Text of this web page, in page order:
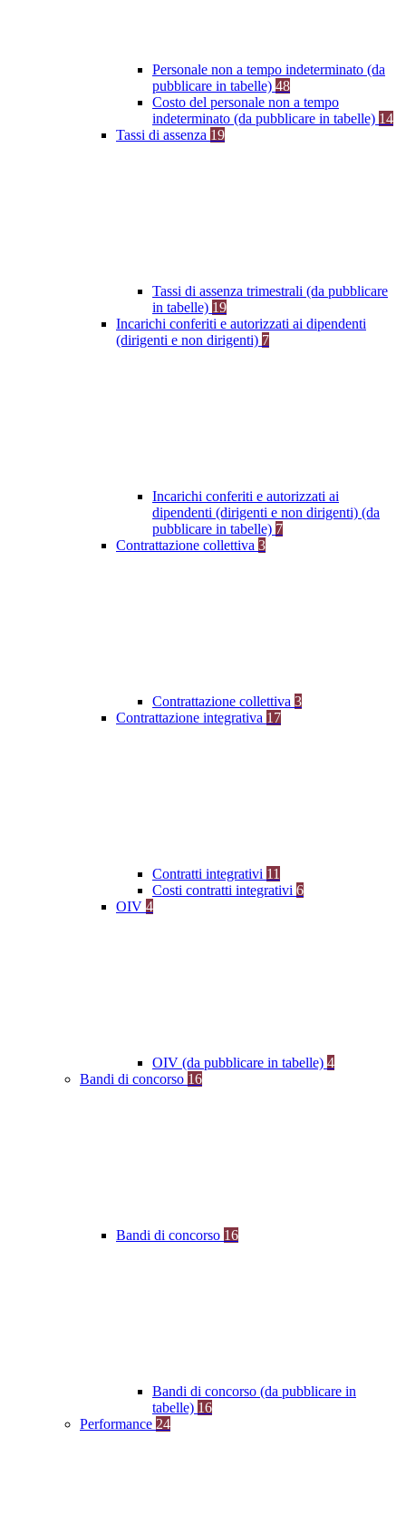
Personale non a tempo indeterminato (da
pubblicare in tabelle) 48
Costo del personale non a tempo
indeterminato (da pubblicare in tabelle) 14
Tassi di assenza 19
Tassi di assenza trimestrali (da pubblicare
in tabelle) 19
Incarichi conferiti e autorizzati ai dipendenti
(dirigenti e non dirigenti) 7
Incarichi conferiti e autorizzati ai
dipendenti (dirigenti e non dirigenti) (da
pubblicare in tabelle) 7
Contrattazione collettiva 3
Contrattazione collettiva 3
Contrattazione integrativa 17
Contratti integrativi 11
Costi contratti integrativi 6
OIV 4
OIV (da pubblicare in tabelle) 4
Bandi di concorso 16
Bandi di concorso 16
Bandi di concorso (da pubblicare in
tabelle) 16
Performance 24